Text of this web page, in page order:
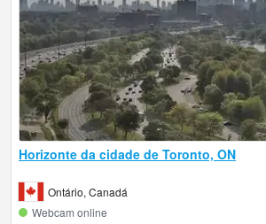
Horizonte da cidade de Toronto, ON
Ontário, Canadá
Webcam online